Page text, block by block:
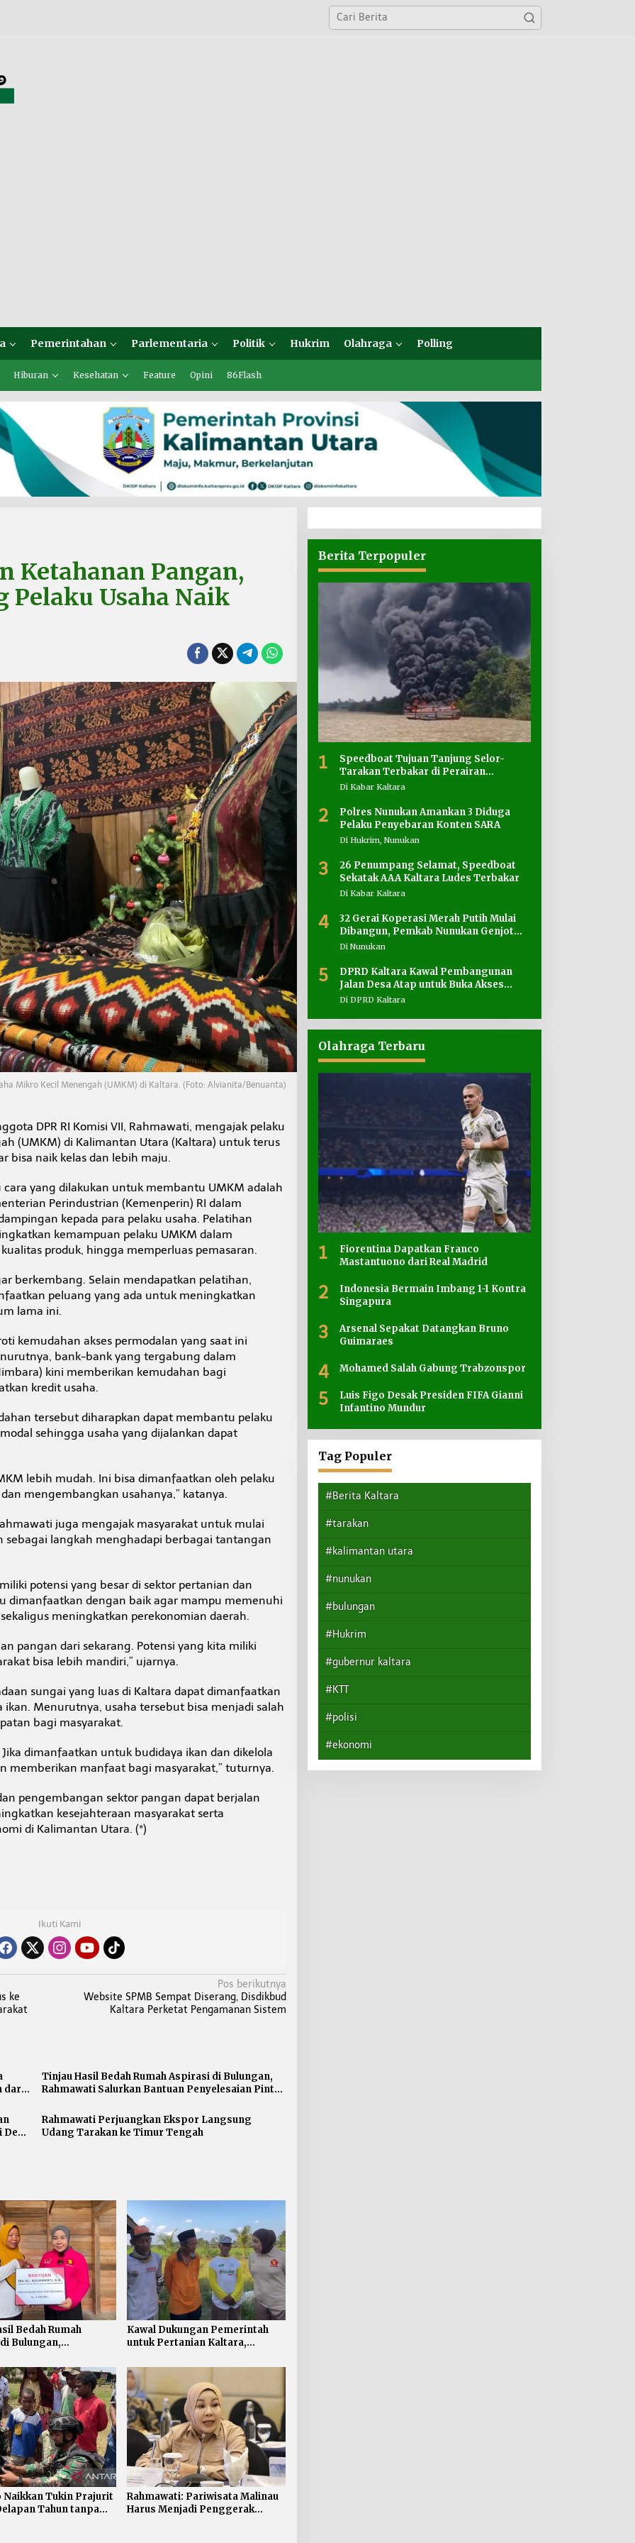
Pemerintahan Parlementaria Politik Hukrim Olahraga Polling
Hiburan Kesehatan Feature Opini 86Flash
Ketahanan Pangan,
Pelaku Usaha Naik
Mikro Kecil Menengah (UMKM) di Kaltara. (Foto: Alvianita/Benuanta)
DPR RI Komisi VII, Rahmawati, mengajak pelaku
(UMKM) di Kalimantan Utara (Kaltara) untuk terus
bisa naik kelas dan lebih maju.
yang dilakukan untuk membantu UMKM adalah
Perindustrian (Kemenperin) RI dalam
kepada para pelaku usaha. Pelatihan
kemampuan pelaku UMKM dalam
produk, hingga memperluas pemasaran.
berkembang. Selain mendapatkan pelatihan,
peluang yang ada untuk meningkatkan
lama ini.
kemudahan akses permodalan yang saat ini
bank-bank yang tergabung dalam
kini memberikan kemudahan bagi
kredit usaha.
tersebut diharapkan dapat membantu pelaku
sehingga usaha yang dijalankan dapat
lebih mudah. Ini bisa dimanfaatkan oleh pelaku
mengembangkan usahanya,” katanya.
juga mengajak masyarakat untuk mulai
sebagai langkah menghadapi berbagai tantangan
potensi yang besar di sektor pertanian dan
dimanfaatkan dengan baik agar mampu memenuhi
meningkatkan perekonomian daerah.
pangan dari sekarang. Potensi yang kita miliki
bisa lebih mandiri,” ujarnya.
sungai yang luas di Kaltara dapat dimanfaatkan
Menurutnya, usaha tersebut bisa menjadi salah
bagi masyarakat.
dimanfaatkan untuk budidaya ikan dan dikelola
memberikan manfaat bagi masyarakat,” tuturnya.
pengembangan sektor pangan dapat berjalan
kesejahteraan masyarakat serta
di Kalimantan Utara. (*)
Ikuti Kami
ke
Pos berikutnya
Website SPMB Sempat Diserang, Disdikbud
Kaltara Perketat Pengamanan Sistem
dari
Tinjau Hasil Bedah Rumah Aspirasi di Bulungan,
Rahmawati Salurkan Bantuan Penyelesaian Pintu
Rahmawati Perjuangkan Ekspor Langsung
Udang Tarakan ke Timur Tengah
Bedah Rumah
Bulungan,
Pintu dan Jendela
Kawal Dukungan Pemerintah
untuk Pertanian Kaltara,
Petani di Desa Gunung Putih
Naikkan Tukin Prajurit
Tahun tanpa
Rahmawati: Pariwisata Malinau
Harus Menjadi Penggerak
Berita Terpopuler
1
Speedboat Tujuan Tanjung Selor-
Tarakan Terbakar di Perairan
Salimbatu
Di Kabar Kaltara
2
Polres Nunukan Amankan 3 Diduga
Pelaku Penyebaran Konten SARA
Di Hukrim, Nunukan
3
26 Penumpang Selamat, Speedboat
Sekatak AAA Kaltara Ludes Terbakar
Di Kabar Kaltara
4
32 Gerai Koperasi Merah Putih Mulai
Dibangun, Pemkab Nunukan Genjot
Penyediaan Lahan
Di Nunukan
5
DPRD Kaltara Kawal Pembangunan
Jalan Desa Atap untuk Buka Akses
Wilayah Perbatasan
Di DPRD Kaltara
Olahraga Terbaru
1
Fiorentina Dapatkan Franco
Mastantuono dari Real Madrid
2
Indonesia Bermain Imbang 1-1 Kontra
Singapura
3
Arsenal Sepakat Datangkan Bruno
Guimaraes
4 Mohamed Salah Gabung Trabzonspor
5
Luis Figo Desak Presiden FIFA Gianni
Infantino Mundur
Tag Populer
#Berita Kaltara
#tarakan
#kalimantan utara
#nunukan
#bulungan
#Hukrim
#gubernur kaltara
#KTT
#polisi
#ekonomi